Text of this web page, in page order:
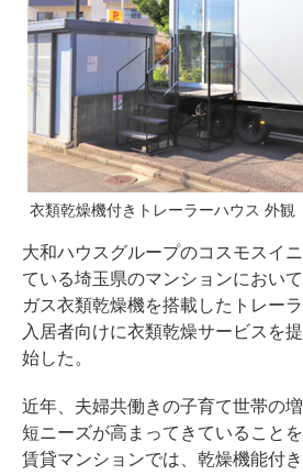
衣類乾燥機付きトレーラーハウス 外観
大和ハウスグループのコスモスイ
ている埼玉県のマンションにおい
ガス衣類乾燥機を搭載したトレー
入居者向けに衣類乾燥サービスを
始した。
近年、夫婦共働きの子育て世帯の
短ニーズが高まってきていること
賃貸マンションでは、乾燥機能付